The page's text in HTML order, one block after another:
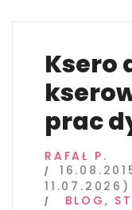
Ksero
prac
RAFAŁ P.
11.07.2026)
BLOG ,